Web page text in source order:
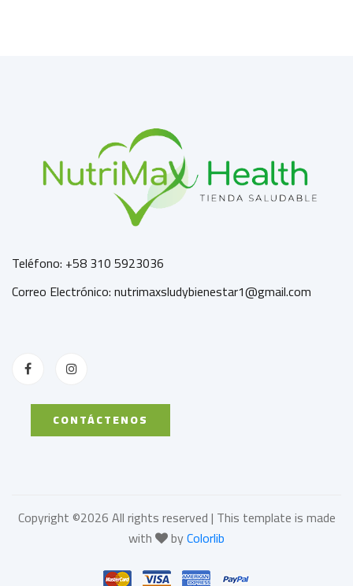
Teléfono: +58 310 5923036
Correo Electrónico: nutrimaxsludybienestar1@gmail.com
CONTÁCTENOS
Copyright ©2026 All rights reserved | This template is made
with
byColorlib